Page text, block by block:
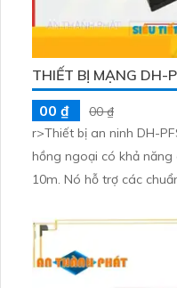
THIẾT BỊ MẠNG DH-
00 ₫
00 ₫
r>Thiết bị an ninh DH-
hồng ngoại có khả
10m. Nó hỗ trợ các